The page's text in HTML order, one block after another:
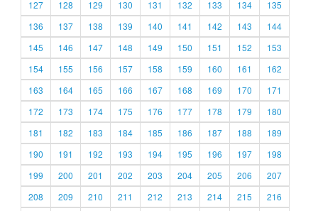
127
128 129 130 131 132 133 134
135
136
137 138 139 140 141 142 143
144
145
146 147 148 149 150 151 152
153
154
155 156 157 158 159 160 161
162
163
164 165 166 167 168 169 170
171
172
173 174 175 176 177 178 179
180
181
182 183 184 185 186 187 188
189
190
191 192 193 194 195 196 197
198
199
200 201 202 203 204 205 206
207
208
209 210 211 212 213 214 215
216